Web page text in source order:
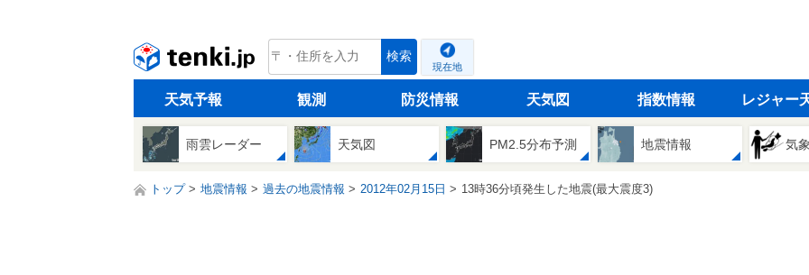
tenki.jp 検索
現在地
天気予報 観測 防災情報 天気図 指数情報 レジャー
雨雲レーダー 天気図 PM2.5分布予測 地震情報 気
トップ 地震情報 過去の地震情報 2012年02月15日 13時36分頃発生した地震(最大震度3)